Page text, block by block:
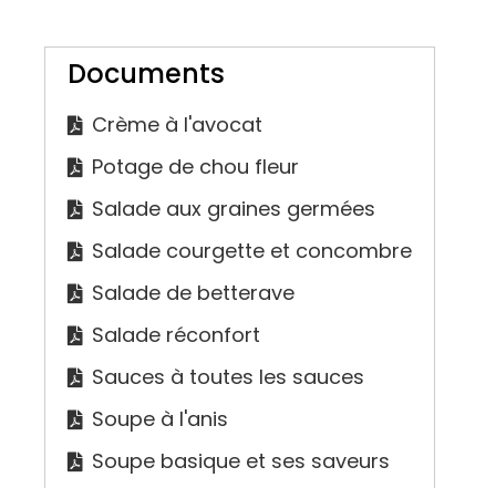
Documents
Crème à l'avocat
Potage de chou fleur
Salade aux graines germées
Salade courgette et concombre
Salade de betterave
Salade réconfort
Sauces à toutes les sauces
Soupe à l'anis
Soupe basique et ses saveurs